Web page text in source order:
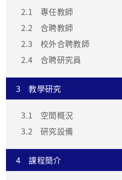
2.1
專任教師
2.2
合聘教師
2.3
校外合聘教師
2.4
合聘研究員
3 教學研究
3.1
空間概況
3.2
研究設備
4 課程簡介